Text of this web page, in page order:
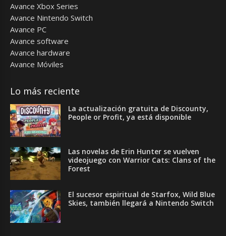
Avance Xbox Series
Avance Nintendo Switch
Avance PC
Avance software
Avance hardware
Avance Móviles
Lo más reciente
La actualización gratuita de Discounty,
People or Profit, ya está disponible
Las novelas de Erin Hunter se vuelven
videojuego con Warrior Cats: Clans of the
Forest
El sucesor espiritual de Starfox, Wild Blue
Skies, también llegará a Nintendo Switch